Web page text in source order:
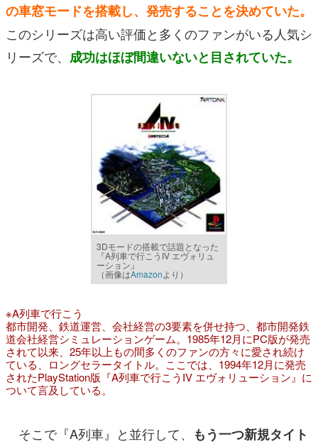
の車窓モードを搭載し、発売することを決めていた。
このシリーズは高い評価と多くのファンがいる人気シ
リーズで、 成功はほぼ間違いないと目されていた。
3Dモードの搭載で話題となった
『A列車で行こうIV エヴォリュ
ーション』
（画像はAmazonより）
※A列車で行こう
都市開発、鉄道運営、会社経営の3要素を併せ持つ、都市開発鉄
道会社経営シミュレーションゲーム。1985年12月にPC版が発売
されて以来、25年以上もの間多くのファンの方々に愛され続け
ている、ロングセラータイトル。ここでは、1994年12月に発売
されたPlayStation版『A列車で行こうIV エヴォリューション』に
ついて言及している。
そこで『A列車』と並行して、
もう一つ新規タイト